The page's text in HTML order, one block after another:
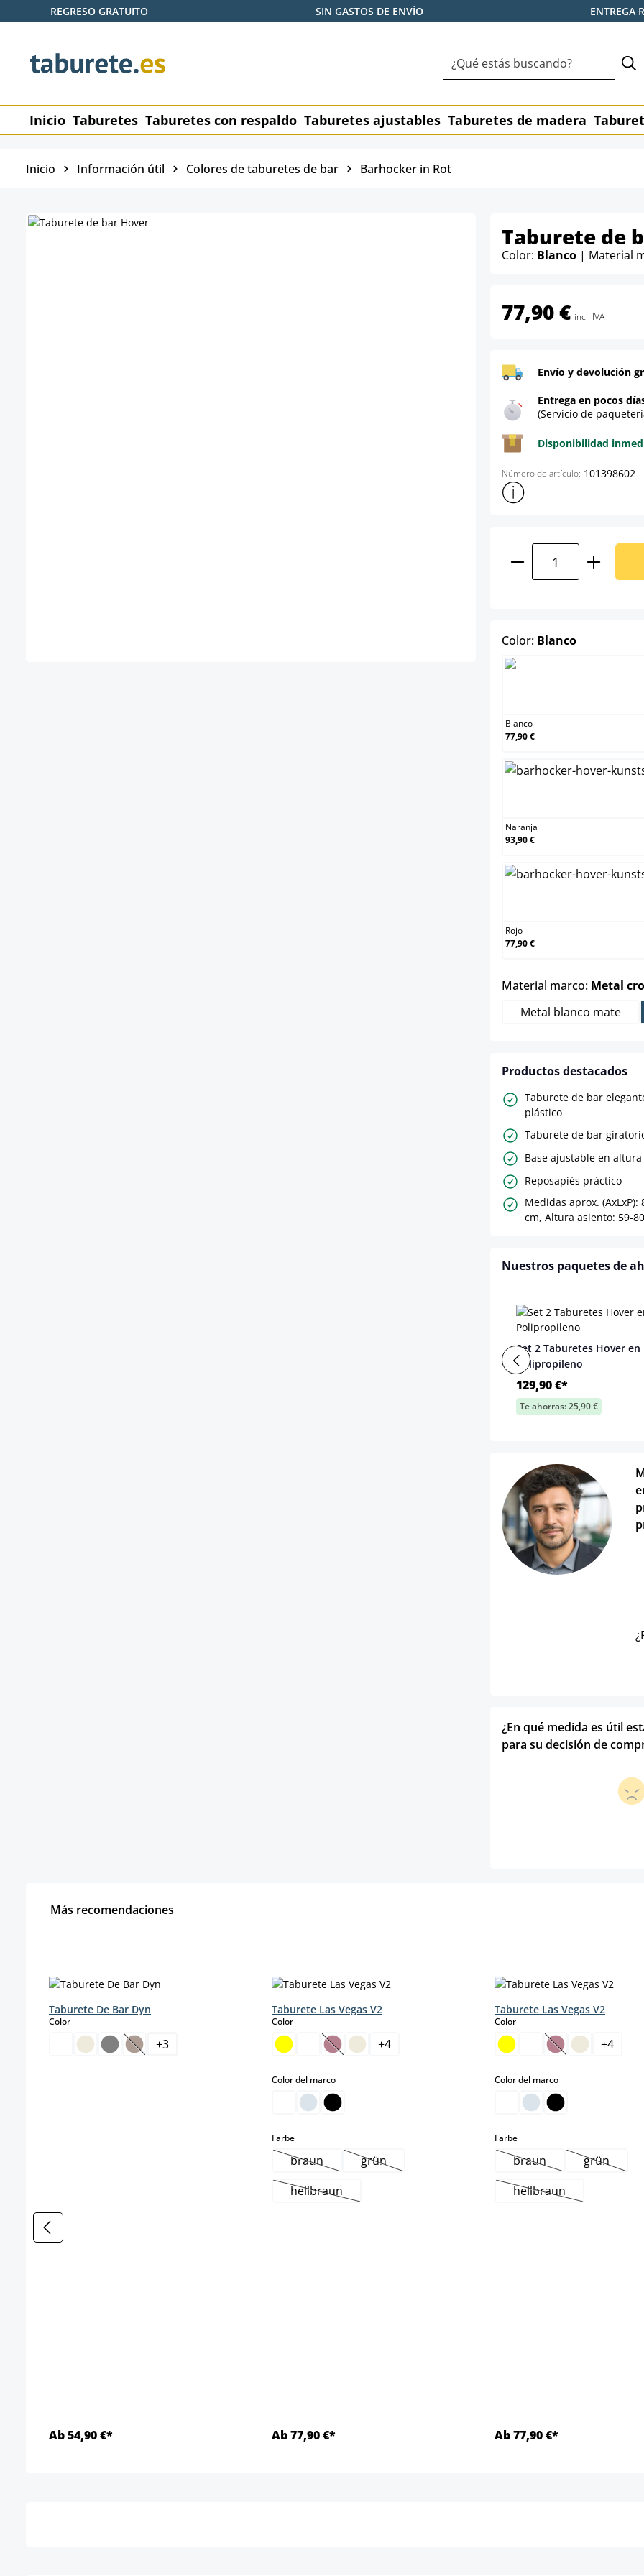
al contenido principal
Saltar a la búsqueda
Saltar a la navegación principal
REGRESO GRATUITO SIN GASTOS DE ENVÍO ENTREGA
Inicio Taburetes Taburetes con respaldo Taburetes ajustables Taburetes de madera
Inicio Información útil Colores de taburetes de bar Barhocker in Rot
Taburete de
Color: Blanco | Material
77,90 € incl. IVA
Envío y devolución
Entrega en pocos
(Servicio de
Disponibilidad
Número de artículo: 101398602
Mostrar más información
Cantidad del
Color: Blancoselect
Blanco
77,90 €
Naranja
93,90 €
Rojo
77,90 €
Material marco: Metal
Metal blanco mate
Productos destacados
Taburete de bar
plástico
Taburete de bar
Base ajustable en
Reposapiés práctico
Medidas aprox. (AxLxP):
cm, Altura asiento: 59-
Nuestros paquetes de
Set 2 Taburetes Hover en
Polipropileno
129,90 €*
Te ahorras: 25,90 €
¿En qué medida es útil
para su decisión de
Más recomendaciones
Taburete De Bar Dyn
Colorselect
(Esta opción no está disponible en este momento.)
+3
Ab 54,90 €*
Taburete Las Vegas V2
Colorselect
(Esta opción no está disponible en este momento.)
+4
Color del marcoselect
Farbeselect
braun(Esta opción no está disponible en este momento.)
grün(Esta opción no está disponible en este momento.)
hellbraun(Esta opción no está disponible en este momento.)
Ab 77,90 €*
Taburete Las Vegas V2
Colorselect
(Esta opción no
+4
Color del marcoselect
Farbeselect
braun(Esta opción no está
grün(Esta
hellbraun(Esta opción no está
Ab 77,90 €*